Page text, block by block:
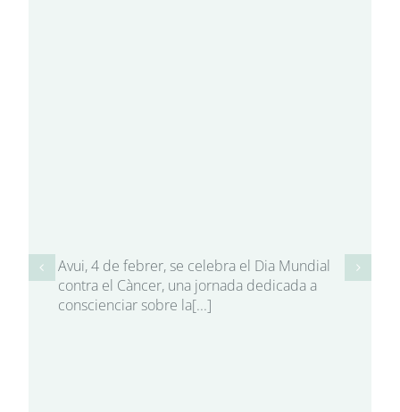
Avui, 4 de febrer, se celebra el Dia Mundial
contra el Càncer, una jornada dedicada a
conscienciar sobre la[...]